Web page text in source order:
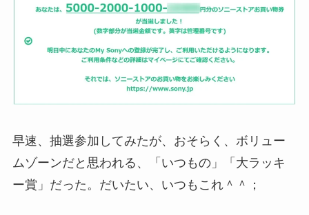
早速、抽選参加してみたが、おそらく、ボリュー
ムゾーンだと思われる、「いつもの」「大ラッキ
ー賞」だった。だいたい、いつもこれ＾＾；